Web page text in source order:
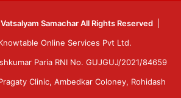
Vatsalyam Samachar All Rights Reserved
Online Services Pvt Ltd.
Paria RNI No. GUJGUJ/2021/84659
Clinic, Ambedkar Coloney, Rohidash